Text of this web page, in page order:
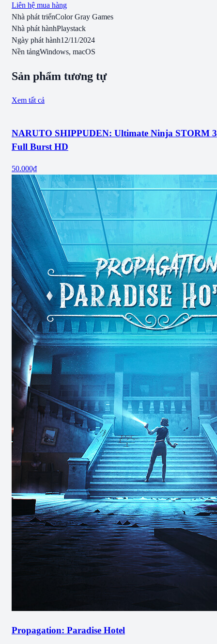
Liên hệ mua hàng
Nhà phát triểnColor Gray Games
Nhà phát hànhPlaystack
Ngày phát hành12/11/2024
Nền tảngWindows, macOS
Sản phẩm tương tự
Xem tất cả
NARUTO SHIPPUDEN: Ultimate Ninja STORM 3
Full Burst HD
50.000₫
Propagation: Paradise Hotel